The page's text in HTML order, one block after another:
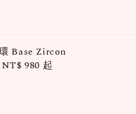
Base Zircon
NT$ 980 起